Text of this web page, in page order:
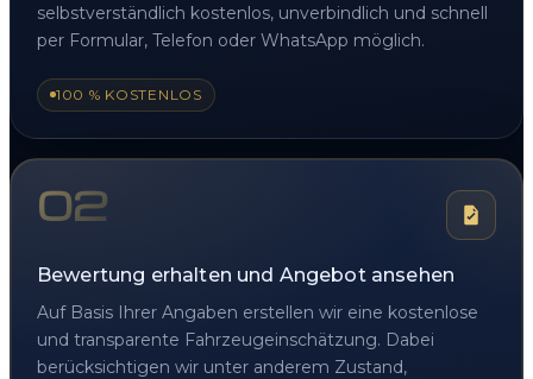
selbstverständlich kostenlos, unverbindlich und schnell
per Formular, Telefon oder WhatsApp möglich.
100 % KOSTENLOS
02
Bewertung erhalten und Angebot ansehen
Auf Basis Ihrer Angaben erstellen wir eine kostenlose
und transparente Fahrzeugeinschätzung. Dabei
berücksichtigen wir unter anderem Zustand,